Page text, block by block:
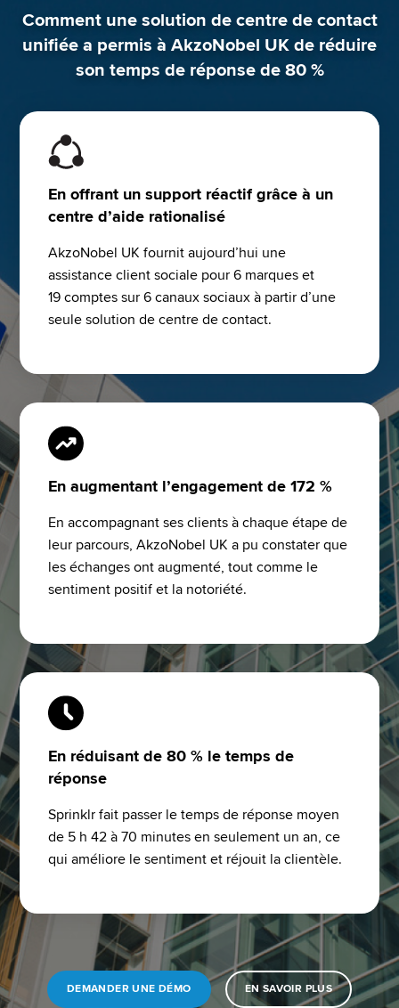
Comment une solution de centre de contact
unifiée a permis à AkzoNobel UK de réduire
son temps de réponse de 80 %
En offrant un support réactif grâce à un
centre d’aide rationalisé
AkzoNobel UK fournit aujourd’hui une
assistance client sociale pour 6 marques et
19 comptes sur 6 canaux sociaux à partir d’une
seule solution de centre de contact.
En augmentant l’engagement de 172 %
En accompagnant ses clients à chaque étape de
leur parcours, AkzoNobel UK a pu constater que
les échanges ont augmenté, tout comme le
sentiment positif et la notoriété.
En réduisant de 80 % le temps de
réponse
Sprinklr fait passer le temps de réponse moyen
de 5 h 42 à 70 minutes en seulement un an, ce
qui améliore le sentiment et réjouit la clientèle.
DEMANDER UNE DÉMO EN SAVOIR PLUS